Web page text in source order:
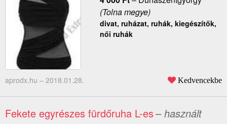
(Tolna megye)
divat, ruházat, ruhák, kiegészítők,
női ruhák
aprodx.hu – 2018.01.28. Kedvencekbe
Fekete egyrészes fürdőruha L-es– használt